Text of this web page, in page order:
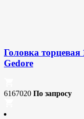
Головка
Gedore
6167020 По запросу